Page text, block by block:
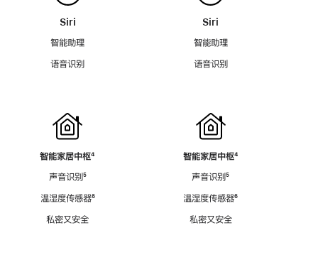
Siri
智能助理
语音识别
智能家居中枢脚
⁴
声音识别脚
⁵
温湿度传感器脚
⁶
私密又安全
Siri
智能助理
语音识别
智能家居中枢脚
⁴
声音识别脚
⁵
温湿度传感器脚
⁶
私密又安全